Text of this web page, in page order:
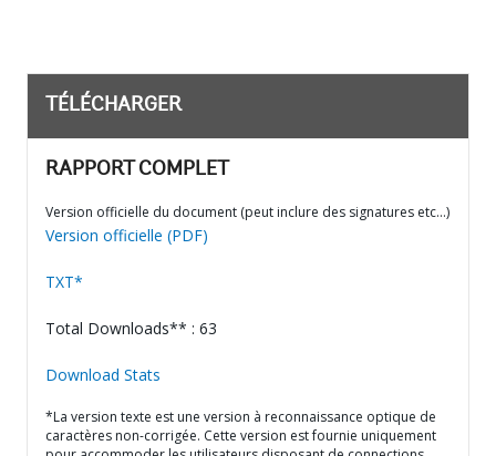
TÉLÉCHARGER
RAPPORT COMPLET
Version officielle du document (peut inclure des signatures etc…)
Version officielle (PDF)
TXT*
Total Downloads** : 63
Download Stats
*La version texte est une version à reconnaissance optique de
caractères non-corrigée. Cette version est fournie uniquement